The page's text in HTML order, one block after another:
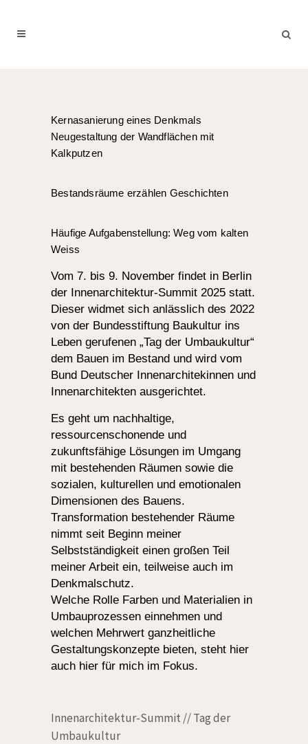
Kernasanierung eines Denkmals
Neugestaltung der Wandflächen mit
Kalkputzen
Bestandsräume erzählen Geschichten
Häufige Aufgabenstellung: Weg vom kalten
Weiss
Vom 7. bis 9. November findet in Berlin
der Innenarchitektur-Summit 2025 statt.
Dieser widmet sich anlässlich des 2022
von der Bundesstiftung Baukultur ins
Leben gerufenen „Tag der Umbaukultur“
dem Bauen im Bestand und wird vom
Bund Deutscher Innenarchitekinnen und
Innenarchitekten ausgerichtet.
Es geht um nachhaltige,
ressourcenschonende und
zukunftsfähige Lösungen im Umgang
mit bestehenden Räumen sowie die
sozialen, kulturellen und emotionalen
Dimensionen des Bauens.
Transformation bestehender Räume
nimmt seit Beginn meiner
Selbstständigkeit einen großen Teil
meiner Arbeit ein, teilweise auch im
Denkmalschutz.
Welche Rolle Farben und Materialien in
Umbauprozessen einnehmen und
welchen Mehrwert ganzheitliche
Gestaltungskonzepte bieten, steht hier
auch hier für mich im Fokus.
Innenarchitektur-Summit // Tag der
Umbaukultur